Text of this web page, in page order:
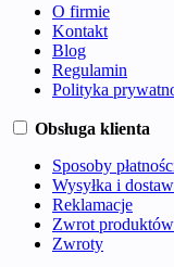
O firmie
Kontakt
Blog
Regulamin
Polityka
Obsługa klienta
Sposoby
Wysyłka i
Reklamacje
Zwrot produktów
Zwroty